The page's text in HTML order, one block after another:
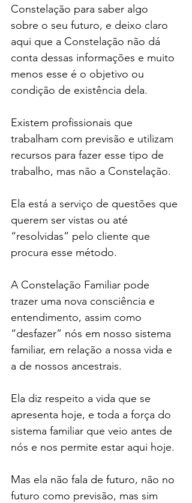
Constelação para saber algo
sobre o seu futuro, e deixo claro
aqui que a Constelação não dá
conta dessas informações e muito
menos esse é o objetivo ou
condição de existência dela.
Existem profissionais que
trabalham com previsão e utilizam
recursos para fazer esse tipo de
trabalho, mas não a Constelação.
Ela está a serviço de questões que
querem ser vistas ou até
“resolvidas” pelo cliente que
procura esse método.
A Constelação Familiar pode
trazer uma nova consciência e
entendimento, assim como
“desfazer” nós em nosso sistema
familiar, em relação a nossa vida e
a de nossos ancestrais.
Ela diz respeito a vida que se
apresenta hoje, e toda a força do
sistema familiar que veio antes de
nós e nos permite estar aqui hoje.
Mas ela não fala de futuro, não no
futuro como previsão, mas sim